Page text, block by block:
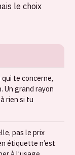
le choix
te concerne,
Un grand rayon
rien si tu
pas le prix
étiquette n’est